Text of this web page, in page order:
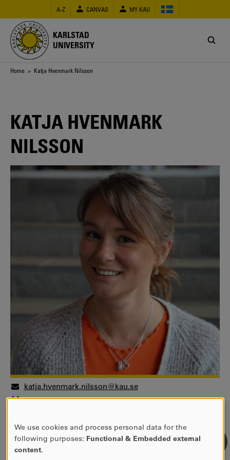
main
content
A-Z CANVAS MY KAU
KARLSTAD
UNIVERSITY
Breadcrumb
Home > Katja Hvenmark Nilsson
KATJA HVENMARK
NILSSON
katja.hvenmark.nilsson@kau.se
Doktorand
Institutionen för pedagogiska studier
Doktorand
Fakulteten för humaniora och samhällsvetenskap
USE
We use cookies and process personal data for the
following purposes: Functional & Embedded external
content.